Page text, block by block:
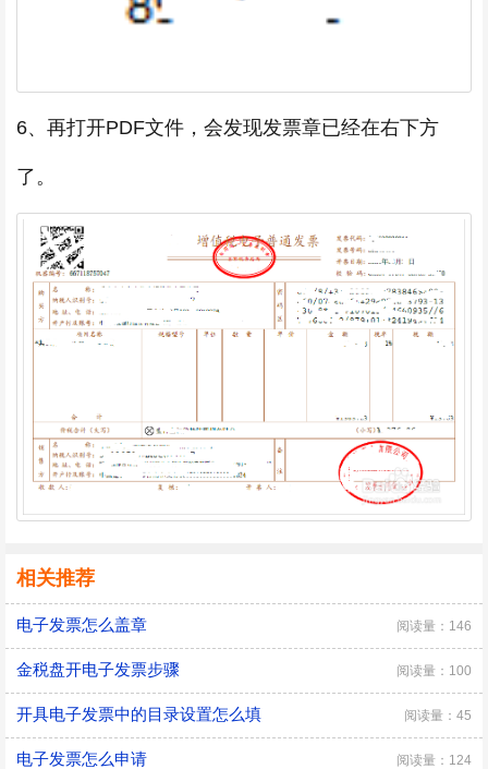
6、再打开PDF文件，会发现发票章已经在右下方
了。
相关推荐
电子发票怎么盖章 阅读量：146
金税盘开电子发票步骤 阅读量：100
开具电子发票中的目录设置怎么填 阅读量：45
电子发票怎么申请 阅读量：124